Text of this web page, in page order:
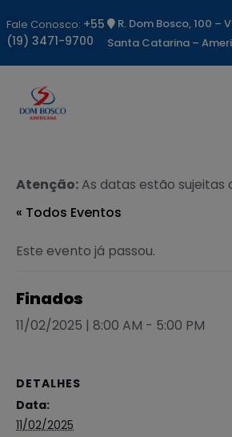
Fale Conosco: +55
(19) 3471-9700
R. Dom Bosco, 100 –
Santa Catarina –
Atenção:As datas estão sujeitas
« Todos Eventos
Este evento já passou.
Finados
11/02/2025 | 8:00 AM - 5:00 PM
DETALHES
Data:
11/02/2025